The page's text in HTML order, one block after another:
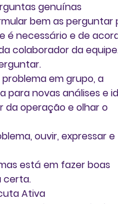
genuínas
bem as perguntar
é necessário e de
colaborador da
em grupo, a
para novas análises e
da operação e olhar o
ouvir, expressar e
está em fazer boas
certa.
Ativa